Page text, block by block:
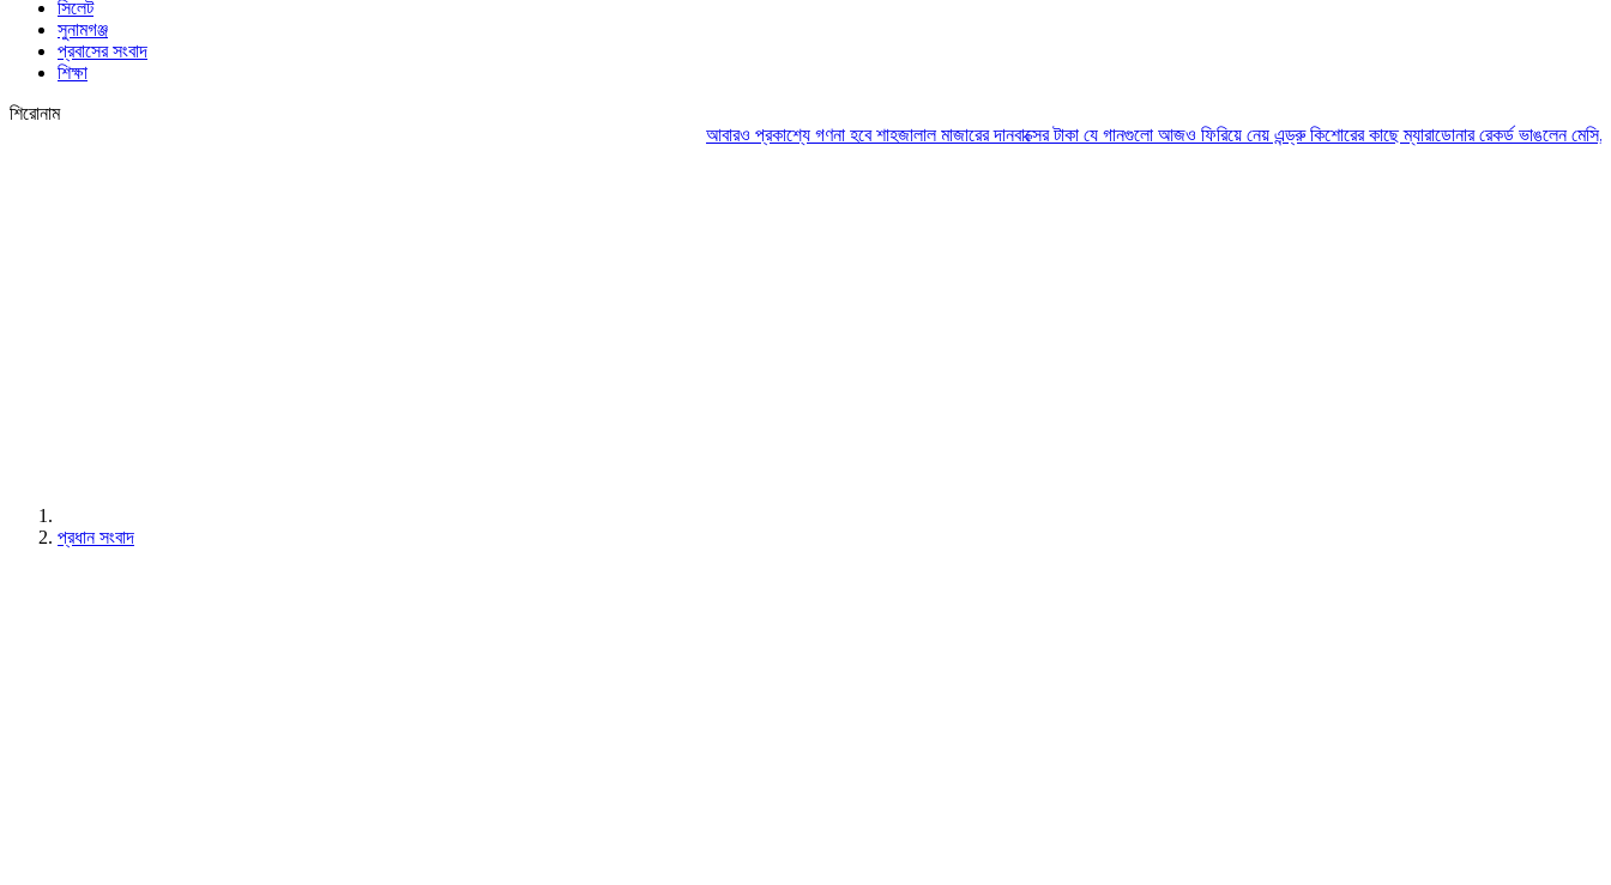
সিলেট
সুনামগঞ্জ
প্রবাসের সংবাদ
শিক্ষা
শিরোনাম
আবারও প্রকাশ্যে গণনা হবে শাহজালাল মাজারের দানবাক্সের টাকাযে গানগুলো আজও ফিরিয়ে নেয় এন্ড্রু কিশোরের কাছেম্যারাডোনার রেকর্ড ভাঙলেন মেসি, আরও যত
প্রধান সংবাদ